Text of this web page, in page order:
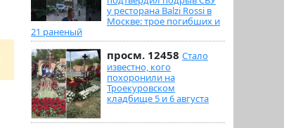
у ресторана Balzi Rossi в
Москве: трое погибших и
21 раненый
просм. 12458 Стало
известно, кого
похоронили на
Троекуровском
кладбище 5 и 6 августа